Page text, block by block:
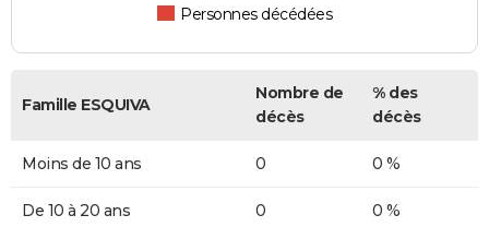
Personnes décédées
Famille ESQUIVA
Nombre de
décès
% des
décès
Moins de 10 ans 0 0 %
De 10 à 20 ans 0 0 %